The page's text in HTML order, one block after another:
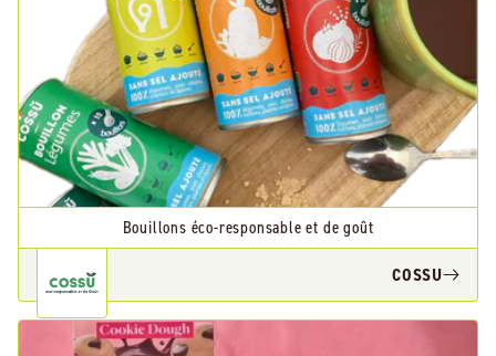
Bouillons éco-responsable et de goût
COSSU